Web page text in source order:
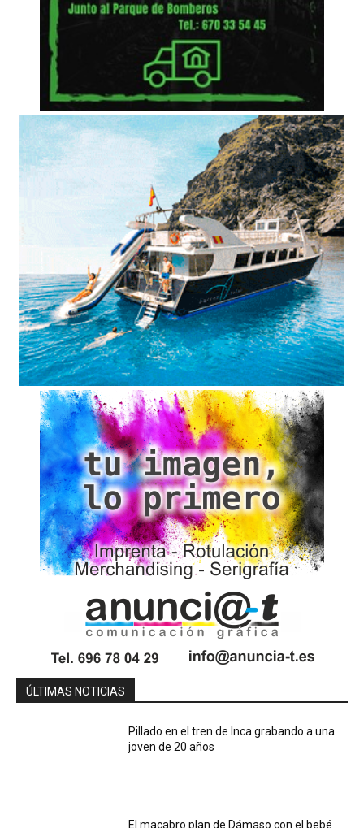
ÚLTIMAS NOTICIAS
Pillado en el tren de Inca grabando a una
joven de 20 años
El macabro plan de Dámaso con el bebé